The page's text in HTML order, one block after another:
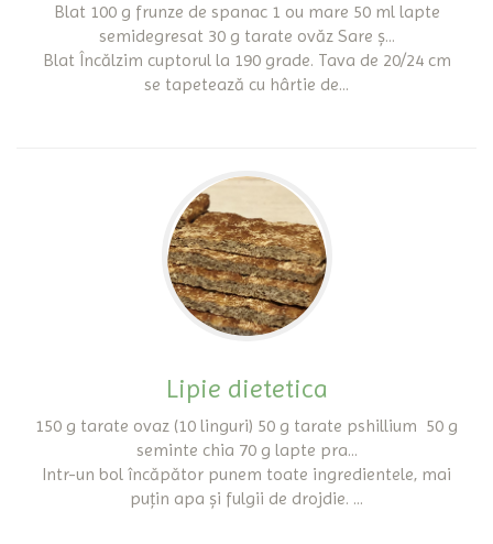
Blat 100 g frunze de spanac 1 ou mare 50 ml lapte
semidegresat 30 g tarate ovăz Sare ș...
Blat Încălzim cuptorul la 190 grade. Tava de 20/24 cm
se tapetează cu hârtie de...
Lipie dietetica
150 g tarate ovaz (10 linguri) 50 g tarate pshillium 50 g
seminte chia 70 g lapte pra...
Intr-un bol încăpător punem toate ingredientele, mai
puțin apa și fulgii de drojdie. ...